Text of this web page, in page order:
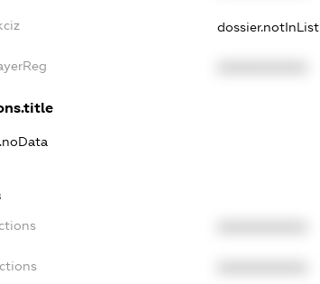
dossier.notInList